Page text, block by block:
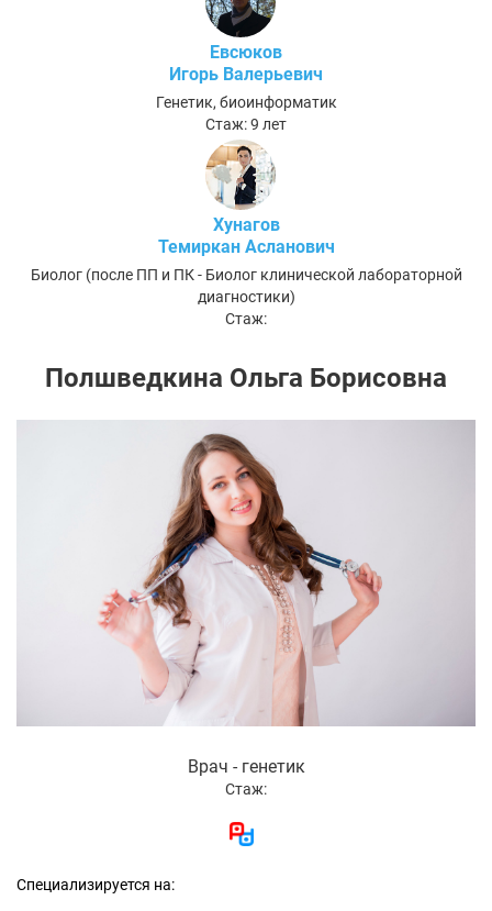
Евсюков
Игорь Валерьевич
Генетик, биоинформатик
Стаж: 9 лет
Хунагов
Темиркан Асланович
Биолог (после ПП и ПК - Биолог клинической лабораторной
диагностики)
Стаж:
Полшведкина Ольга Борисовна
Врач - генетик
Стаж:
Специализируется на: